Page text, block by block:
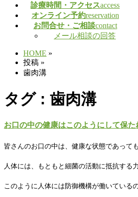
診療時間・アクセスaccess
オンライン予約reservation
お問合せ・ご相談contact
メール相談の回答
HOME »
投稿 »
歯肉溝
タグ : 歯肉溝
お口の中の健康はこのようにして保た
皆さんのお口の中は、健康な状態であって
人体には、もともと細菌の活動に抵抗する
このように人体には防御機構が働いているの